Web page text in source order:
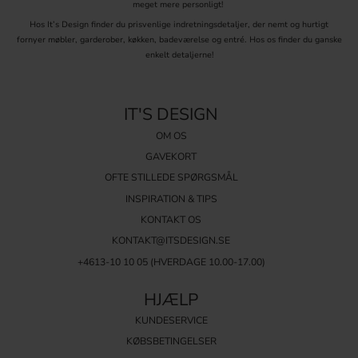
meget mere personligt!
Hos It’s Design finder du prisvenlige indretningsdetaljer, der nemt og hurtigt
fornyer møbler, garderober, køkken, badeværelse og entré. Hos os finder du ganske
enkelt detaljerne!
IT'S DESIGN
OM OS
GAVEKORT
OFTE STILLEDE SPØRGSMÅL
INSPIRATION & TIPS
KONTAKT OS
KONTAKT@ITSDESIGN.SE
+4613-10 10 05 (HVERDAGE 10.00-17.00)
HJÆLP
KUNDESERVICE
KØBSBETINGELSER